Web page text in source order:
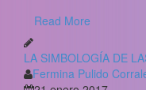
Read More
LA SIMBOLOGÍA DE
Fermina Pulido